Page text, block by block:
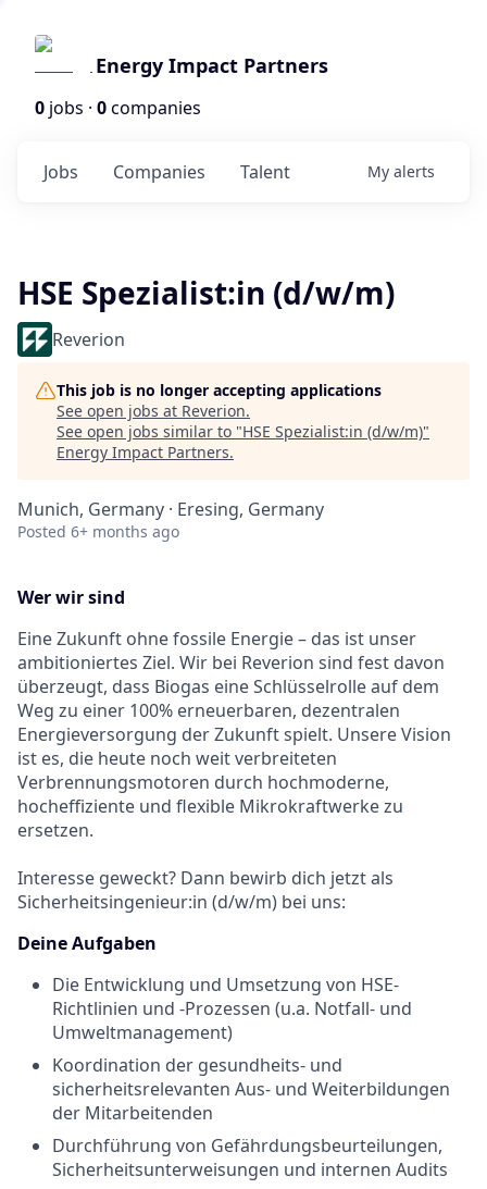
Energy Impact Partners
0 jobs · 0companies
Jobs Companies Talent My alerts
HSE Spezialist:in (d/w/m)
Reverion
This job is no longer accepting applications
See open jobs at Reverion.
See open jobs similar to "HSE Spezialist:in (d/w/m)"
Energy Impact Partners.
Munich, Germany · Eresing, Germany
Posted 6+ months ago
Wer wir sind
Eine Zukunft ohne fossile Energie – das ist unser
ambitioniertes Ziel. Wir bei Reverion sind fest davon
überzeugt, dass Biogas eine Schlüsselrolle auf dem
Weg zu einer 100% erneuerbaren, dezentralen
Energieversorgung der Zukunft spielt. Unsere Vision
ist es, die heute noch weit verbreiteten
Verbrennungsmotoren durch hochmoderne,
hocheffiziente und flexible Mikrokraftwerke zu
ersetzen.
Interesse geweckt? Dann bewirb dich jetzt als
Sicherheitsingenieur:in (d/w/m) bei uns:
Deine Aufgaben
Die Entwicklung und Umsetzung von HSE-
Richtlinien und -Prozessen (u.a. Notfall- und
Umweltmanagement)
Koordination der gesundheits- und
sicherheitsrelevanten Aus- und Weiterbildungen
der Mitarbeitenden
Durchführung von Gefährdungsbeurteilungen,
Sicherheitsunterweisungen und internen Audits